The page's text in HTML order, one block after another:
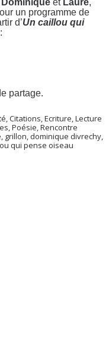
Dominique et Laure,
un programme de
d’Un caillou qui
partage.
,Citations,Ecriture,Lecture
,Poésie,Rencontre
, grillon, dominique divrechy,
qui pense oiseau